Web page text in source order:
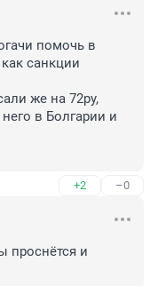
помочь в
санкции
же на 72ру,
в Болгарии и
+2 –0
проснётся и